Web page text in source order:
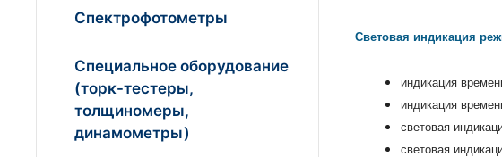
Световая индикация
индикация
индикация
световая
световая
Спектрофотометры
Специальное оборудование
(торк-тестеры,
толщиномеры,
динамометры)